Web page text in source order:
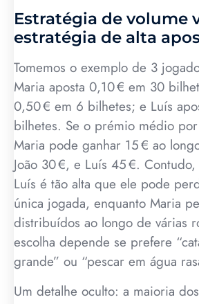
Estratégia de volume
estratégia de alta
Tomemos o exemplo de 3
Maria aposta 0,10 € em 30
0,50 € em 6 bilhetes; e Luís
bilhetes. Se o prémio médio
Maria pode ganhar 15 € ao
João 30 €, e Luís 45 €.
Luís é tão alta que ele pode
única jogada, enquanto Maria
distribuídos ao longo de várias
escolha depende se prefere
grande” ou “pescar em água
Um detalhe oculto: a maioria